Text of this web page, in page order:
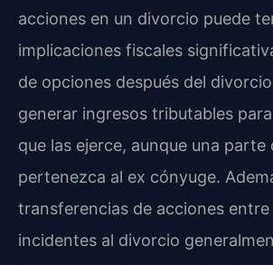
acciones en un divorcio puede
implicaciones fiscales
de opciones después del
generar ingresos tributables
que las ejerce, aunque una parte
pertenezca al ex cónyuge.
transferencias de acciones
incidentes al divorcio